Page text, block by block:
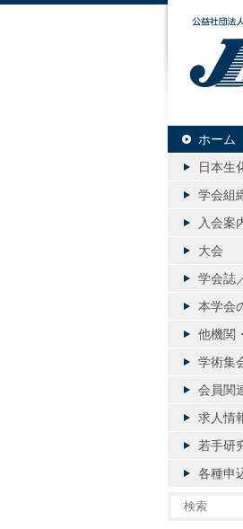
ホーム
日本生
学会組
入会案
大会
学会誌
本学会
他機関
学術集
会員関
求人情
若手研
各種申